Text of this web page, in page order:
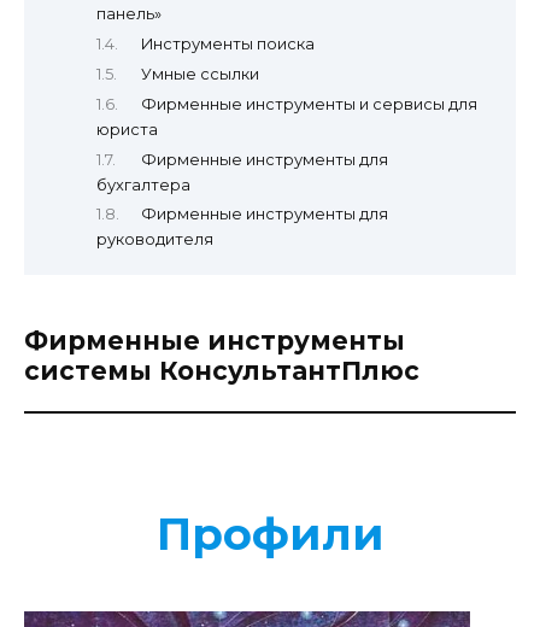
панель»
Инструменты поиска
Умные ссылки
Фирменные инструменты и сервисы для
юриста
Фирменные инструменты для
бухгалтера
Фирменные инструменты для
руководителя
Фирменные инструменты
системы КонсультантПлюс
Профили